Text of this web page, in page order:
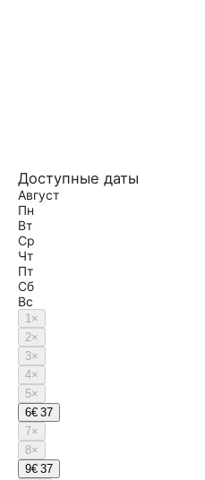
Доступные даты
Август
Пн
Вт
Ср
Чт
Пт
Сб
Вс
1×
2×
3×
4×
5×
6€ 37
7×
8×
9€ 37